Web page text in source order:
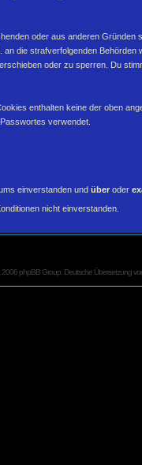
oder aus anderen
die strafverfolgenden
oder zu sperren. Du
enthalten keine der oben
verwendet.
einverstanden und über oder
nicht einverstanden.
phpBB Group. Deutsche Übersetzung